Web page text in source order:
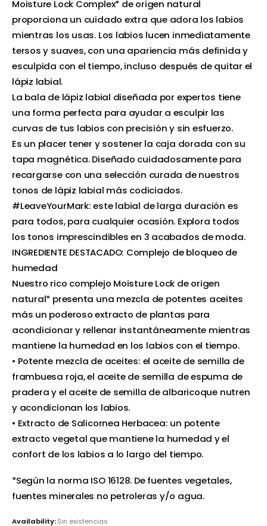
Moisture Lock Complex* de origen natural
proporciona un cuidado extra que adora los labios
mientras los usas. Los labios lucen inmediatamente
tersos y suaves, con una apariencia más definida y
esculpida con el tiempo, incluso después de quitar el
lápiz labial.
La bala de lápiz labial diseñada por expertos tiene
una forma perfecta para ayudar a esculpir las
curvas de tus labios con precisión y sin esfuerzo.
Es un placer tener y sostener la caja dorada con su
tapa magnética. Diseñado cuidadosamente para
recargarse con una selección curada de nuestros
tonos de lápiz labial más codiciados.
#LeaveYourMark: este labial de larga duración es
para todos, para cualquier ocasión. Explora todos
los tonos imprescindibles en 3 acabados de moda.
INGREDIENTE DESTACADO: Complejo de bloqueo de
humedad
Nuestro rico complejo Moisture Lock de origen
natural* presenta una mezcla de potentes aceites
más un poderoso extracto de plantas para
acondicionar y rellenar instantáneamente mientras
mantiene la humedad en los labios con el tiempo.
• Potente mezcla de aceites: el aceite de semilla de
frambuesa roja, el aceite de semilla de espuma de
pradera y el aceite de semilla de albaricoque nutren
y acondicionan los labios.
• Extracto de Salicornea Herbacea: un potente
extracto vegetal que mantiene la humedad y el
confort de los labios a lo largo del tiempo.
*Según la norma ISO 16128. De fuentes vegetales,
fuentes minerales no petroleras y/o agua.
Availability:Sin existencias